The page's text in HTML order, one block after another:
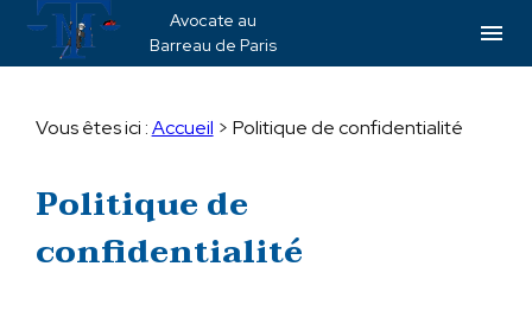
Avocate au
Barreau de Paris
menu
Vous êtes ici :Accueil > Politique de confidentialité
Politique de
confidentialité
Panneau de gestion des cookies